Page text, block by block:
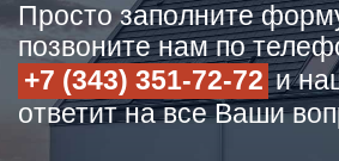
Просто заполните
позвоните нам по
+7 (343) 351-72-72 и
ответит на все Ваши